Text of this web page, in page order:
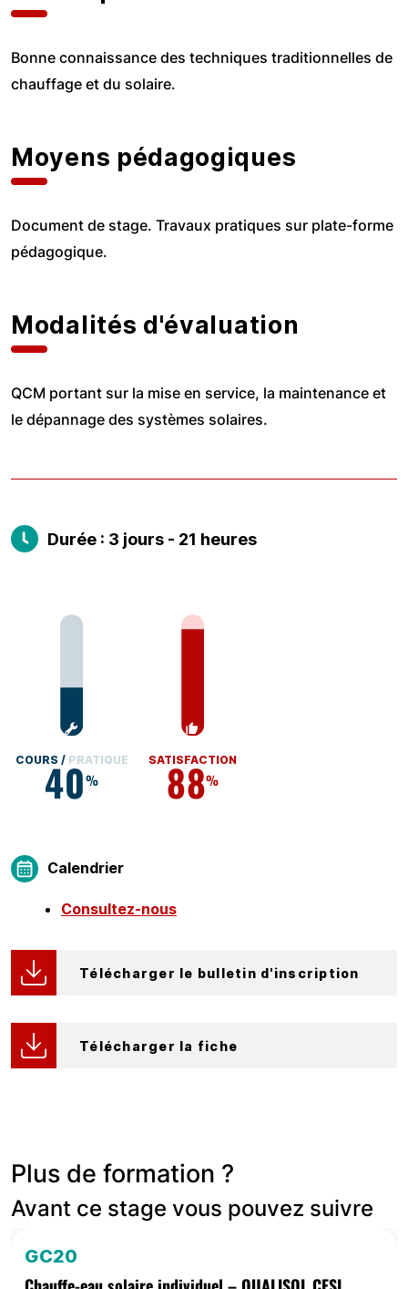
Bonne connaissance des techniques traditionnelles de
chauffage et du solaire.
Moyens pédagogiques
Document de stage. Travaux pratiques sur plate-forme
pédagogique.
Modalités d'évaluation
QCM portant sur la mise en service, la maintenance et
le dépannage des systèmes solaires.
Durée : 3 jours - 21 heures
COURS / PRATIQUE
40%
SATISFACTION
88%
Calendrier
Consultez-nous
Télécharger le bulletin d'inscription
Télécharger la fiche
Plus de formation ?
Avant ce stage vous pouvez suivre
GC20